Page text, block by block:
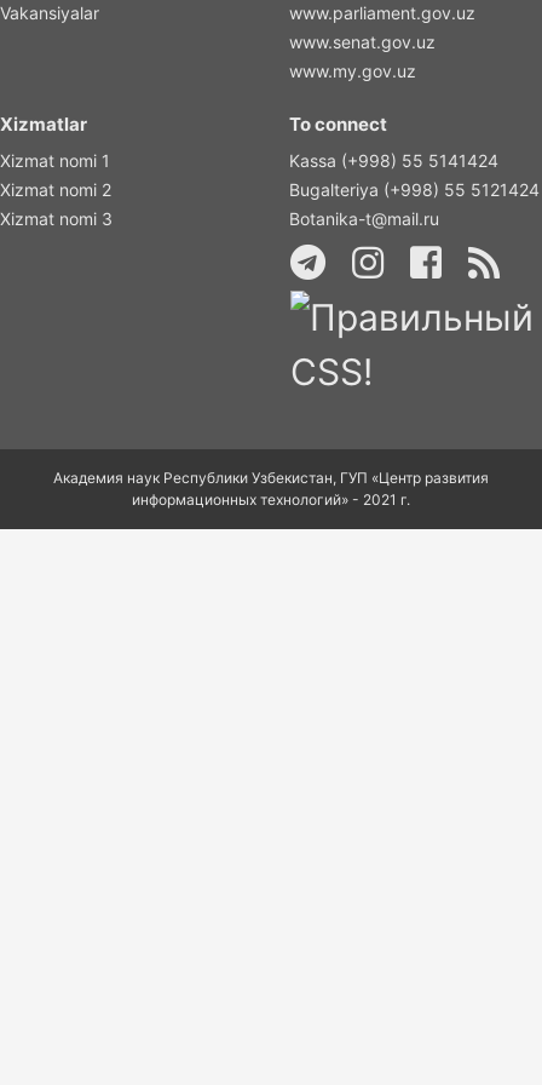
Vakansiyalar
www.parliament.gov.uz
www.senat.gov.uz
www.my.gov.uz
Xizmatlar
Xizmat nomi 1
Xizmat nomi 2
Xizmat nomi 3
To connect
Kassa (+998) 55 5141424
Bugalteriya (+998) 55 5121424
Botanika-t@mail.ru
Академия наук Республики Узбекистан, ГУП «Центр развития
информационных технологий» - 2021 г.